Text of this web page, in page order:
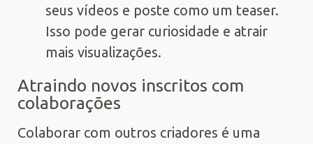
seus vídeos e poste como um teaser.
Isso pode gerar curiosidade e atrair
mais visualizações.
Atraindo novos inscritos com
colaborações
Colaborar com outros criadores é uma